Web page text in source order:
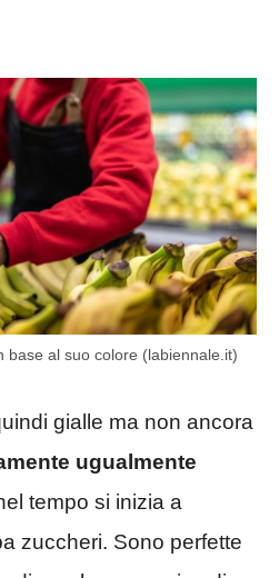
base al suo colore (labiennale.it)
gialle ma non ancora
ugualmente
tempo si inizia a
zuccheri. Sono perfette